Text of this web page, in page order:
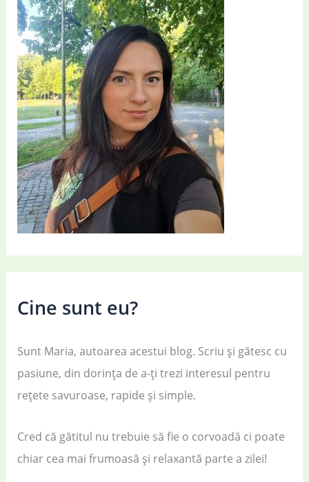
Cine sunt eu?
Sunt Maria, autoarea acestui blog. Scriu și gătesc cu
pasiune, din dorința de a-ți trezi interesul pentru
rețete savuroase, rapide și simple.
Cred că gătitul nu trebuie să fie o corvoadă ci poate
chiar cea mai frumoasă și relaxantă parte a zilei!